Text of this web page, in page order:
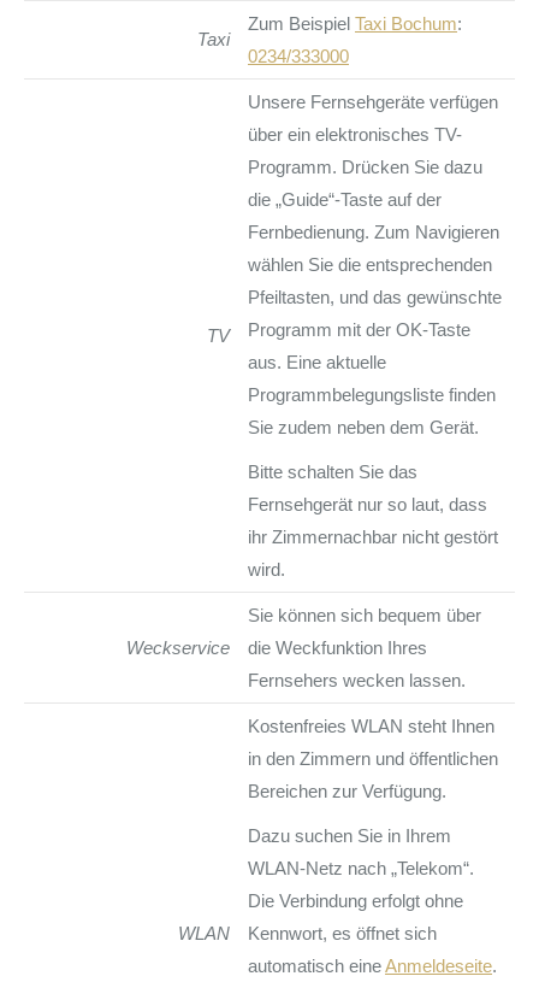
Taxi
Zum Beispiel Taxi Bochum:
0234/333000
TV
Unsere Fernsehgeräte verfügen
über ein elektronisches TV-
Programm. Drücken Sie dazu
die „Guide“-Taste auf der
Fernbedienung. Zum Navigieren
wählen Sie die entsprechenden
Pfeiltasten, und das gewünschte
Programm mit der OK-Taste
aus. Eine aktuelle
Programmbelegungsliste finden
Sie zudem neben dem Gerät.
Bitte schalten Sie das
Fernsehgerät nur so laut, dass
ihr Zimmernachbar nicht gestört
wird.
Weckservice
Sie können sich bequem über
die Weckfunktion Ihres
Fernsehers wecken lassen.
WLAN
Kostenfreies WLAN steht Ihnen
in den Zimmern und öffentlichen
Bereichen zur Verfügung.
Dazu suchen Sie in Ihrem
WLAN-Netz nach „Telekom“.
Die Verbindung erfolgt ohne
Kennwort, es öffnet sich
automatisch eineAnmeldeseite.